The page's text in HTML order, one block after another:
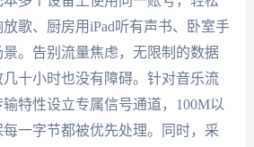
歌、厨房用iPad听有声书、卧室手
。告别流量焦虑，无限制的数据
十小时也没有障碍。针对音乐流
特性设立专属信号通道，100M以
每一字节都被优先处理。同时，采